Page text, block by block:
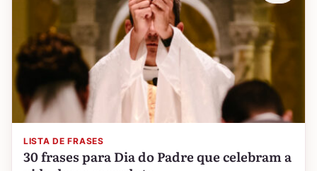
LISTA DE FRASES
30 frases para Dia do Padre que celebram a